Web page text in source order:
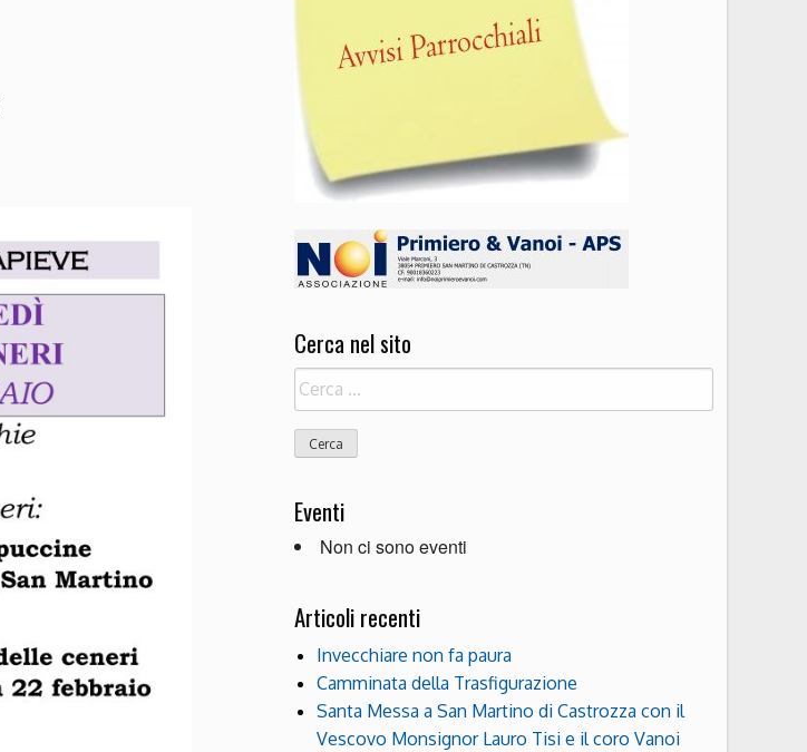
Cerca nel sito
Ricerca
per:
Eventi
Non ci sono eventi
Articoli recenti
Invecchiare non fa paura
Camminata della Trasfigurazione
Santa Messa a San Martino di Castrozza con il
Vescovo Monsignor Lauro Tisi e il coro Vanoi